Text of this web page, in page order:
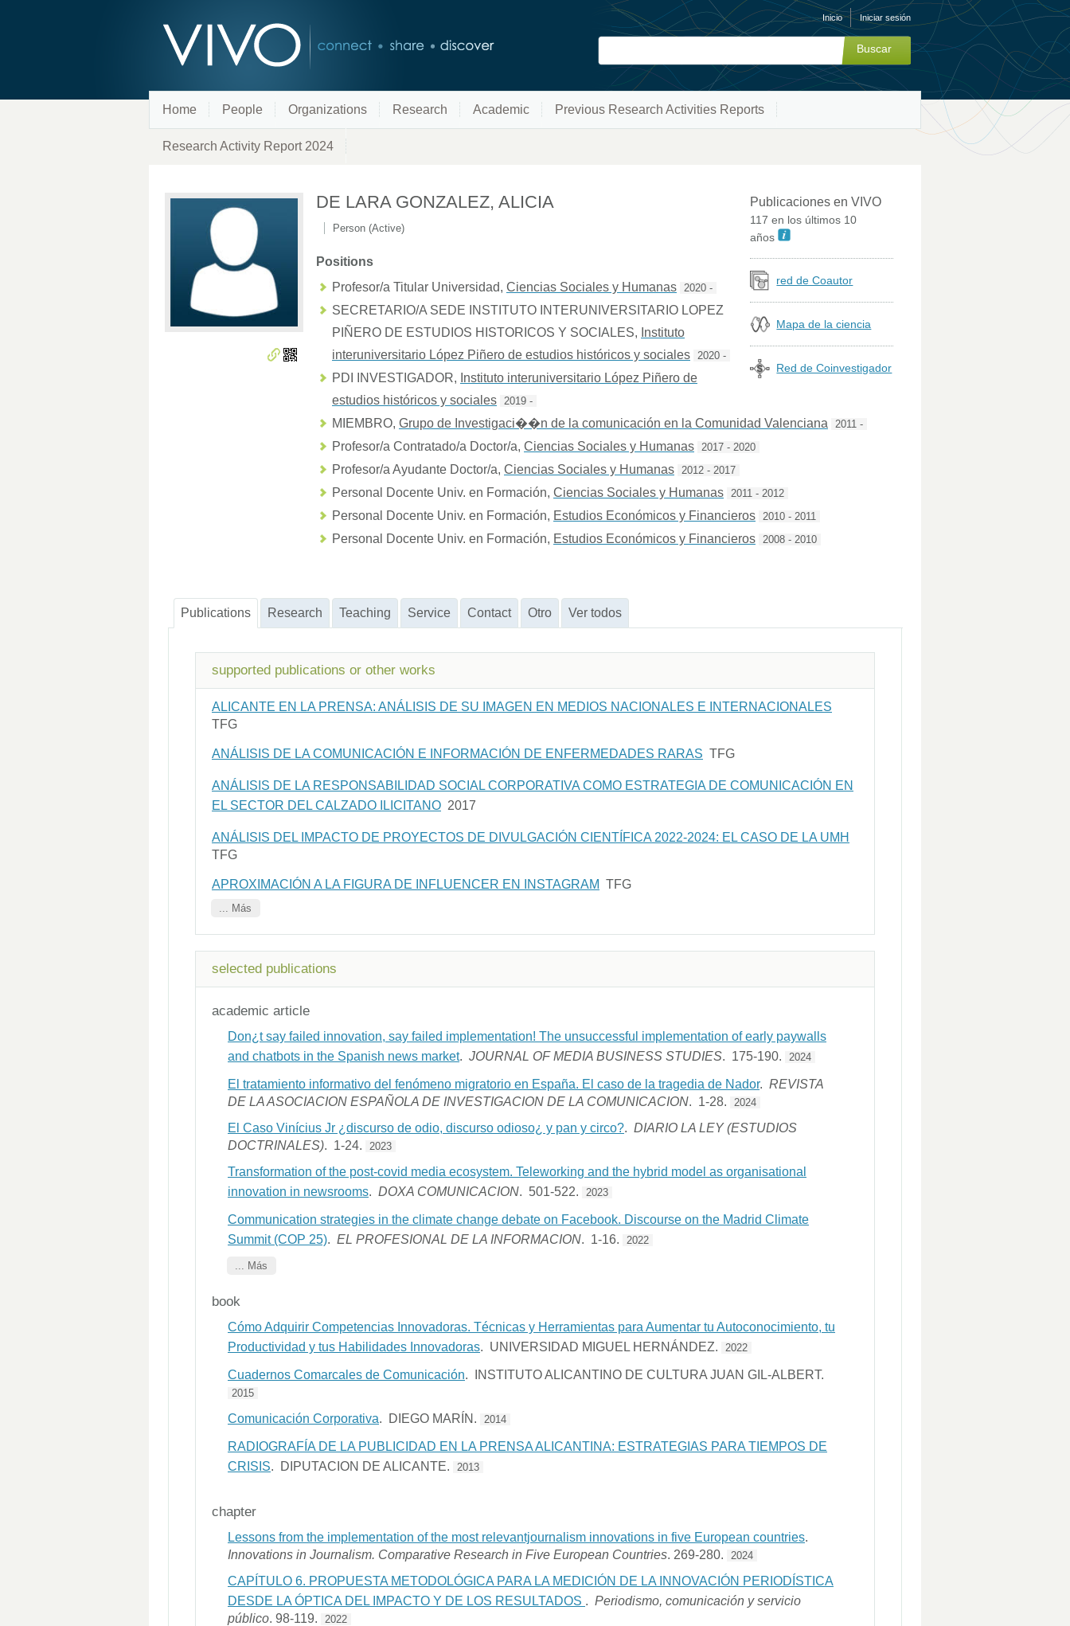
Inicio Iniciar sesión
Home People Organizations Research Academic Previous Research Activities Reports
Research Activity Report 2024
Publicaciones en VIVO
117 en los últimos 10
años
red de Coautor
Mapa de la ciencia
Red de Coinvestigador
DE LARA GONZALEZ, ALICIA
Person (Active)
Positions
Profesor/a Titular Universidad, Ciencias Sociales y Humanas 2020 -
SECRETARIO/A SEDE INSTITUTO INTERUNIVERSITARIO LOPEZ
PIÑERO DE ESTUDIOS HISTORICOS Y SOCIALES, Instituto
interuniversitario López Piñero de estudios históricos y sociales
2020 -
PDI INVESTIGADOR, Instituto interuniversitario López Piñero de
estudios históricos y sociales
2019 -
MIEMBRO, Grupo de Investigaci��n de la comunicación en la Comunidad Valenciana 2011 -
Profesor/a Contratado/a Doctor/a, Ciencias Sociales y Humanas 2017 - 2020
Profesor/a Ayudante Doctor/a, Ciencias Sociales y Humanas 2012 - 2017
Personal Docente Univ. en Formación, Ciencias Sociales y Humanas 2011 - 2012
Personal Docente Univ. en Formación, Estudios Económicos y Financieros 2010 - 2011
Personal Docente Univ. en Formación, Estudios Económicos y Financieros 2008 - 2010
Publications Research Teaching Service Contact Otro Ver todos
supported publications or other works
ALICANTE EN LA PRENSA: ANÁLISIS DE SU IMAGEN EN MEDIOS NACIONALES E INTERNACIONALES
TFG
ANÁLISIS DE LA COMUNICACIÓN E INFORMACIÓN DE ENFERMEDADES RARAS TFG
ANÁLISIS DE LA RESPONSABILIDAD SOCIAL CORPORATIVA COMO ESTRATEGIA DE COMUNICACIÓN EN
EL SECTOR DEL CALZADO ILICITANO 2017
ANÁLISIS DEL IMPACTO DE PROYECTOS DE DIVULGACIÓN CIENTÍFICA 2022-2024: EL CASO DE LA UMH
TFG
APROXIMACIÓN A LA FIGURA DE INFLUENCER EN INSTAGRAM TFG
... Más
selected publications
academic article
Don¿t say failed innovation, say failed implementation! The unsuccessful implementation of early paywalls
and chatbots in the Spanish news market. JOURNAL OF MEDIA BUSINESS STUDIES. 175-190. 2024
El tratamiento informativo del fenómeno migratorio en España. El caso de la tragedia de Nador. REVISTA
DE LA ASOCIACION ESPAÑOLA DE INVESTIGACION DE LA COMUNICACION. 1-28. 2024
El Caso Vinícius Jr ¿discurso de odio, discurso odioso¿ y pan y circo?. DIARIO LA LEY (ESTUDIOS
DOCTRINALES). 1-24. 2023
Transformation of the post-covid media ecosystem. Teleworking and the hybrid model as organisational
innovation in newsrooms. DOXA COMUNICACION. 501-522. 2023
Communication strategies in the climate change debate on Facebook. Discourse on the Madrid Climate
Summit (COP 25). EL PROFESIONAL DE LA INFORMACION. 1-16. 2022
... Más
book
Cómo Adquirir Competencias Innovadoras. Técnicas y Herramientas para Aumentar tu Autoconocimiento, tu
Productividad y tus Habilidades Innovadoras. UNIVERSIDAD MIGUEL HERNÁNDEZ. 2022
Cuadernos Comarcales de Comunicación. INSTITUTO ALICANTINO DE CULTURA JUAN GIL-ALBERT.
2015
Comunicación Corporativa. DIEGO MARÍN. 2014
RADIOGRAFÍA DE LA PUBLICIDAD EN LA PRENSA ALICANTINA: ESTRATEGIAS PARA TIEMPOS DE
CRISIS. DIPUTACION DE ALICANTE. 2013
chapter
Lessons from the implementation of the most relevantjournalism innovations in five European countries.
Innovations in Journalism. Comparative Research in Five European Countries. 269-280. 2024
CAPÍTULO 6. PROPUESTA METODOLÓGICA PARA LA MEDICIÓN DE LA INNOVACIÓN PERIODÍSTICA
DESDE LA ÓPTICA DEL IMPACTO Y DE LOS RESULTADOS . Periodismo, comunicación y servicio
público. 98-119. 2022